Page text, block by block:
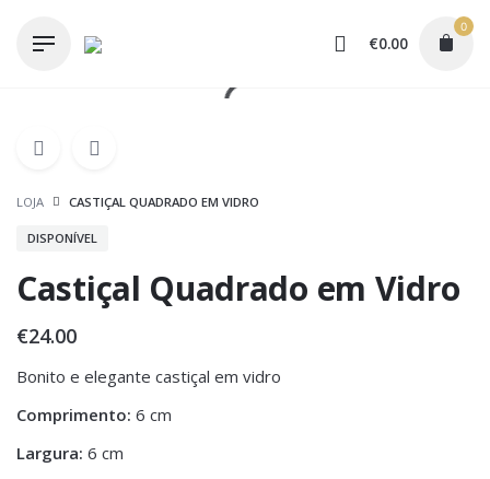
€0.00
0
LOJA CASTIÇAL QUADRADO EM VIDRO
DISPONÍVEL
Castiçal Quadrado em Vidro
€24.00
Bonito e elegante castiçal em vidro
Comprimento: 6 cm
Largura: 6 cm